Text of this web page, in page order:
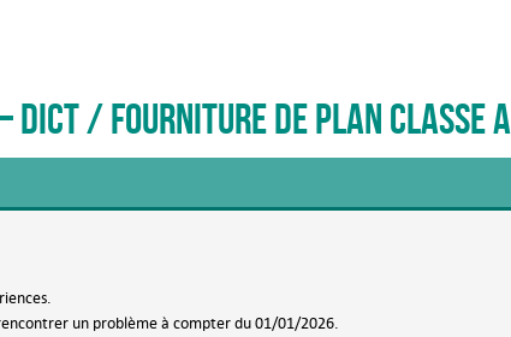
DICT / fourniture de plan classe A
un problème à compter du 01/01/2026.